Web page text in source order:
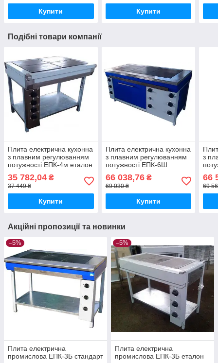
Купити Купити
Подібні товари компанії
Плита електрична кухонна
з плавним регулюванням
потужності ЕПК-4м еталон
35 782,04 ₴
37 449 ₴
Купити
Плита електрична кухонна
з плавним регулюванням
потужності ЕПК-6Ш
66 038,76₴
69 030 ₴
Купити
з
66
69
Акційні пропозиції та новинки
–5%
Плита електрична
промислова ЕПК-3Б стандарт
–5%
Плита електрична
промислова ЕПК-3Б еталон